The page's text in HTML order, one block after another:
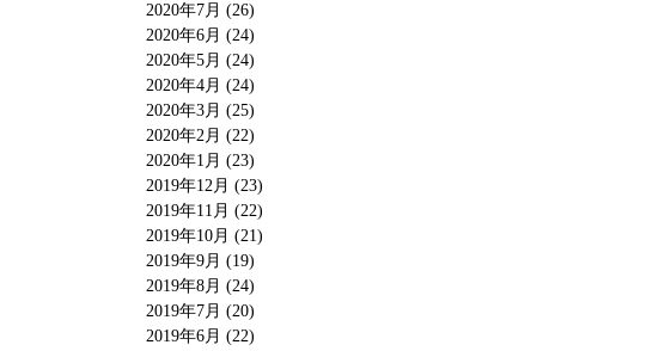
2020年7月 (26)
2020年6月 (24)
2020年5月 (24)
2020年4月 (24)
2020年3月 (25)
2020年2月 (22)
2020年1月 (23)
2019年12月 (23)
2019年11月 (22)
2019年10月 (21)
2019年9月 (19)
2019年8月 (24)
2019年7月 (20)
2019年6月 (22)